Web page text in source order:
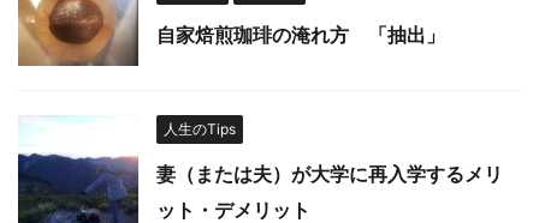
自家焙煎珈琲の淹れ方 「抽出」
人生のTips
妻（または夫）が大学に再入学するメリ
ット・デメリット